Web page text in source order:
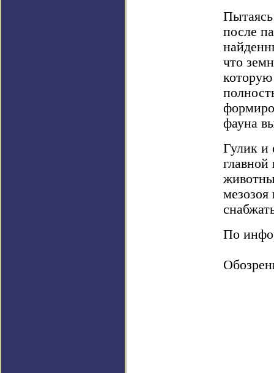
после
что
которую
фауна
Гулик и
По